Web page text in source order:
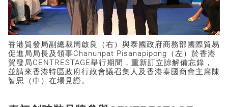
香港貿發局副總裁周啟良（右）與泰國政府商務部國際貿易
促進局局長及領事Chanunpat Pisanapipong（左）於香港
貿發局CENTRESTAGE舉行期間，重新訂立諒解備忘錄，
並請來香港特區政府行政會議召集人及香港泰國商會主席陳
智思（中）在場見證。